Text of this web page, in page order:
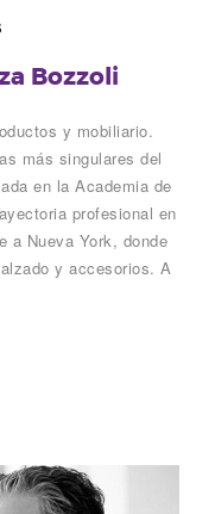
Bozzoli
y mobiliario.
más singulares del
en la Academia de
profesional en
a Nueva York, donde
y accesorios. A